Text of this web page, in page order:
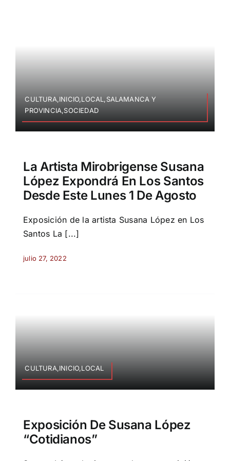
CULTURA,INICIO,LOCAL,SALAMANCA Y
PROVINCIA,SOCIEDAD
La Artista Mirobrigense Susana
López Expondrá En Los Santos
Desde Este Lunes 1 De Agosto
Exposición de la artista Susana López en Los
Santos La [...]
julio 27, 2022
CULTURA,INICIO,LOCAL
Exposición De Susana López
“Cotidianos”